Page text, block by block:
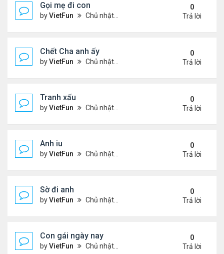
Gọi mẹ đi con
byVietFun Chủ nhật Tháng 12 12, 2021 11:22 pm
0
Trả lời
Chết Cha anh ấy
byVietFun Chủ nhật Tháng 12 12, 2021 11:21 pm
0
Trả lời
Tranh xấu
byVietFun Chủ nhật Tháng 12 12, 2021 11:18 pm
0
Trả lời
Anh iu
byVietFun Chủ nhật Tháng 12 12, 2021 11:18 pm
0
Trả lời
Sờ đi anh
byVietFun Chủ nhật Tháng 12 12, 2021 11:16 pm
0
Trả lời
Con gái ngày nay
byVietFun Chủ nhật Tháng 12 12, 2021 11:16 pm
0
Trả lời